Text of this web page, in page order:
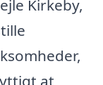
Kirkeby,
at